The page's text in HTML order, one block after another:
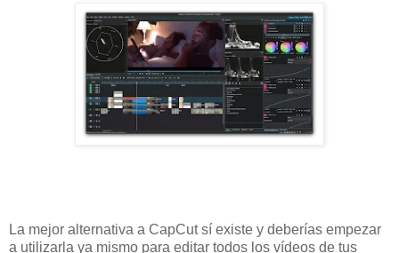
La mejor alternativa a CapCut sí existe y deberías empezar
a utilizarla ya mismo para editar todos los vídeos de tus